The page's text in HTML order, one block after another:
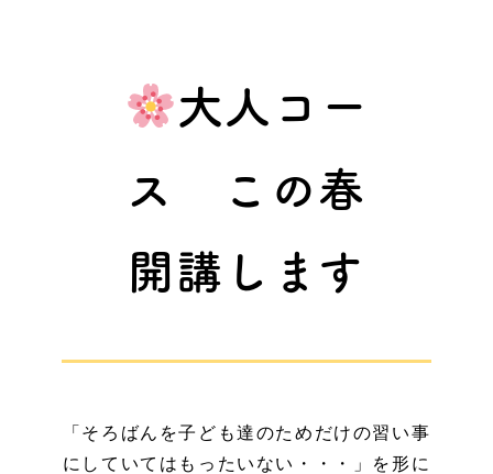
大人コー
ス この春
開講します
「そろばんを子ども達のためだけの習い事
にしていてはもったいない・・・」を形に